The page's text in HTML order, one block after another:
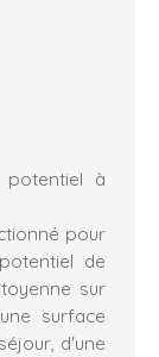
à
pour
de
sur
surface
d'une